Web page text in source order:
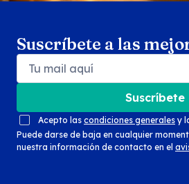
Suscríbete a las
Suscríbete
Acepto las condiciones generales y
Puede darse de baja en cualquier
nuestra información de contacto en el